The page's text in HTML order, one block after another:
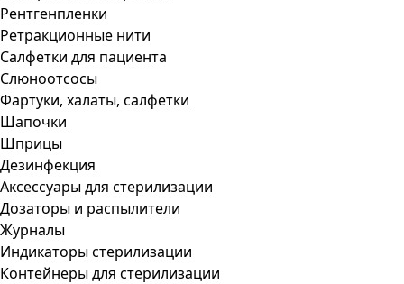
Рентгенпленки
Ретракционные нити
Салфетки для пациента
Слюноотсосы
Фартуки, халаты, салфетки
Шапочки
Шприцы
Дезинфекция
Аксессуары для стерилизации
Дозаторы и распылители
Журналы
Индикаторы стерилизации
Контейнеры для стерилизации